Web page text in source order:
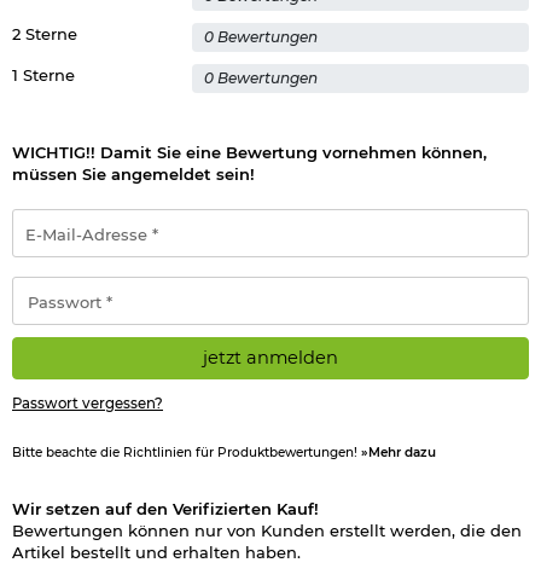
1 Sterne 0 Bewertungen
2 Sterne 0 Bewertungen
WICHTIG!! Damit Sie eine Bewertung vornehmen können,
müssen Sie angemeldet sein!
Mail-
Adresse
*
jetzt anmelden
Passwort vergessen?
Bitte beachte die Richtlinien für Produktbewertungen! »Mehr dazu
Wir setzen auf den Verifizierten Kauf!
Bewertungen können nur von Kunden erstellt werden, die den
Artikel bestellt und erhalten haben.